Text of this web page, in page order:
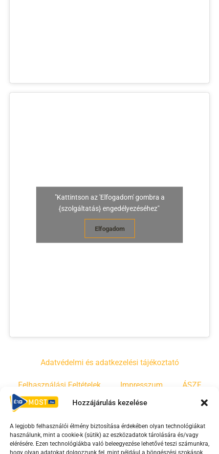
Hozzájárulás kezelése
A legjobb felhasználói élmény biztosítása érdekében olyan technológiákat
használunk, mint a cookie-k (sütik) az eszközadatok tárolására és/vagy
elérésére. Ezen technológiákba való beleegyezése lehetővé teszi számunkra,
hogy olyan adatokat dolgozzunk fel, mint például a böngészési szokások
"Kattintson az 'Elfogadom' gombra a
{szolgáltatás} engedélyezéséhez"
Elfogadom
Adatvédelmi és adatkezelési tájékoztató
Felhasználási Feltételek Impresszum ÁSZF
Irányelvek Moderálási szabályzat
F
Y
T